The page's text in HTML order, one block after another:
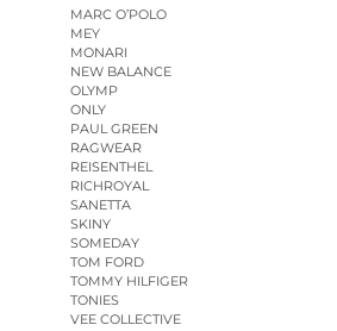
MARC O’POLO
MEY
MONARI
NEW BALANCE
OLYMP
ONLY
PAUL GREEN
RAGWEAR
REISENTHEL
RICHROYAL
SANETTA
SKINY
SOMEDAY
TOM FORD
TOMMY HILFIGER
TONIES
VEE COLLECTIVE